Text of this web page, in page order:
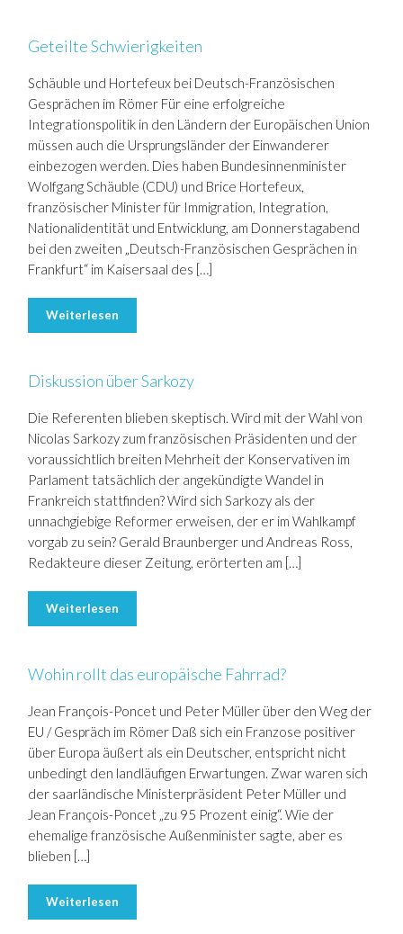
Geteilte Schwierigkeiten
Schäuble und Hortefeux bei Deutsch-Französischen
Gesprächen im Römer Für eine erfolgreiche
Integrationspolitik in den Ländern der Europäischen Union
müssen auch die Ursprungsländer der Einwanderer
einbezogen werden. Dies haben Bundesinnenminister
Wolfgang Schäuble (CDU) und Brice Hortefeux,
französischer Minister für Immigration, Integration,
Nationalidentität und Entwicklung, am Donnerstagabend
bei den zweiten „Deutsch-Französischen Gesprächen in
Frankfurt“ im Kaisersaal des […]
Weiterlesen
Diskussion über Sarkozy
Die Referenten blieben skeptisch. Wird mit der Wahl von
Nicolas Sarkozy zum französischen Präsidenten und der
voraussichtlich breiten Mehrheit der Konservativen im
Parlament tatsächlich der angekündigte Wandel in
Frankreich stattfinden? Wird sich Sarkozy als der
unnachgiebige Reformer erweisen, der er im Wahlkampf
vorgab zu sein? Gerald Braunberger und Andreas Ross,
Redakteure dieser Zeitung, erörterten am […]
Weiterlesen
Wohin rollt das europäische Fahrrad?
Jean François-Poncet und Peter Müller über den Weg der
EU / Gespräch im Römer Daß sich ein Franzose positiver
über Europa äußert als ein Deutscher, entspricht nicht
unbedingt den landläufigen Erwartungen. Zwar waren sich
der saarländische Ministerpräsident Peter Müller und
Jean François-Poncet „zu 95 Prozent einig“. Wie der
ehemalige französische Außenminister sagte, aber es
blieben […]
Weiterlesen